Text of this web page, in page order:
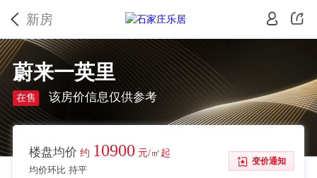
新房
蔚来一英里
在售 该房价信息仅供参考
楼盘均价 约 10900 元/㎡起
均价环比 持平
变价通知